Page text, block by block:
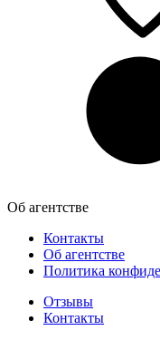
Об агентстве
Контакты
Об агентстве
Политика
Отзывы
Контакты